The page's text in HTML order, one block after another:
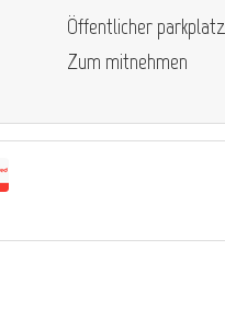
Öffentlicher parkplatz
Zum mitnehmen